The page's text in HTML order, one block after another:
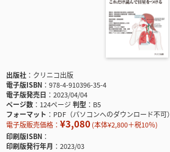
出版社
クリニコ出版
電子版ISBN
978-4-910396-35-4
電子版発売日
2023/04/04
ページ数
124ページ判型
B5
フォーマット
PDF（パソコンへのダウンロード不可）
電子版販売価格： ¥3,080(本体¥2,800＋税10％)
印刷版ISBN
印刷版発行年月
2023/03